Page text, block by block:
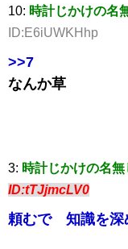
10: 時計じかけの名
ID:E6iUWKHhp
>>7
なんか草
3: 時計じかけの名
ID:tTJjmcLV0
頼むで 知識を深